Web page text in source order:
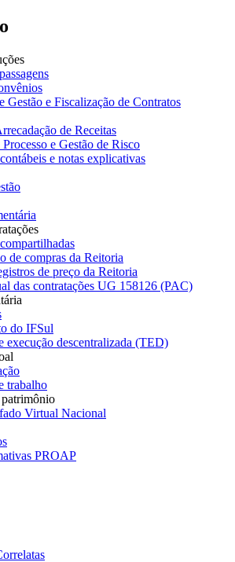
Gestão e Fiscalização de Contratos
de Receitas
e Gestão de Risco
e notas explicativas
de compras da Reitoria
de preço da Reitoria
das contratações UG 158126 (PAC)
do IFSul
execução descentralizada (TED)
trabalho
Virtual Nacional
PROAP